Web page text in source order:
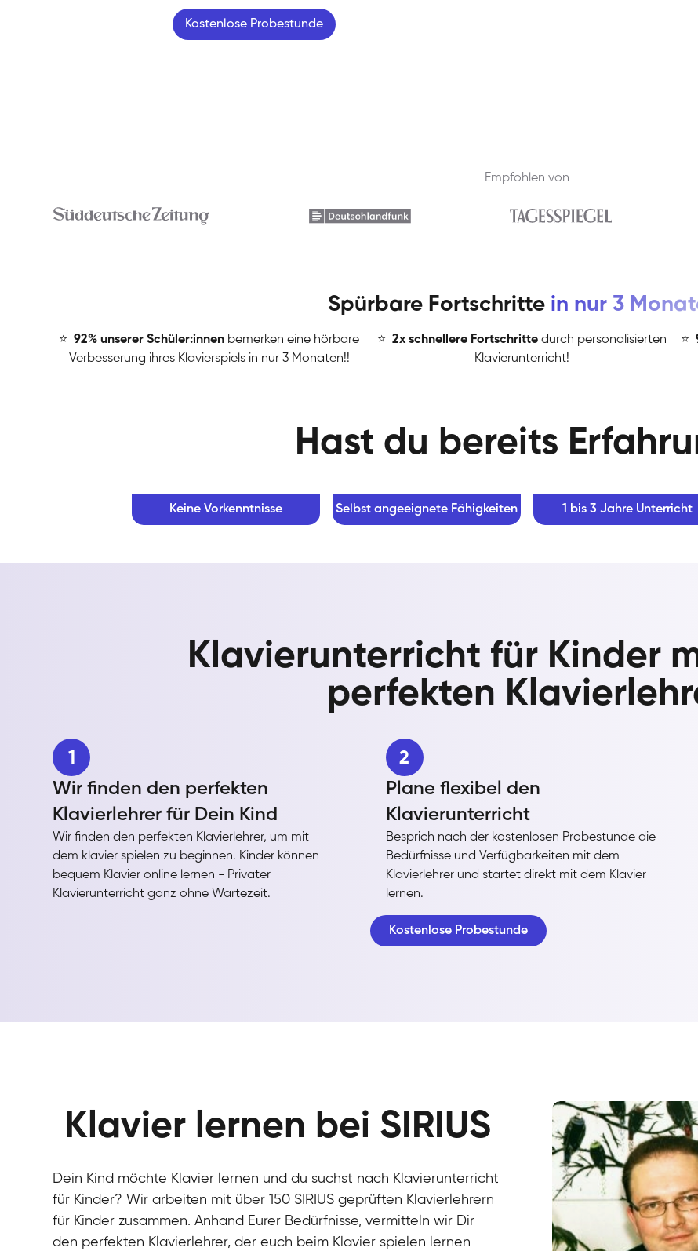
Kostenlose Probestunde
Empfohlen von
Spürbare Fortschritte in nur 3
⭐ ️92% unserer Schüler:innen bemerken eine hörbare
Verbesserung ihres Klavierspiels in nur 3 Monaten!!
⭐ ️2x schnellere Fortschritte durch personalisierten
Klavierunterricht!
⭐
Hast du bereits
Keine Vorkenntnisse Selbst angeeignete Fähigkeiten 1 bis 3 Jahre Unterricht
Klavierunterricht für Kinder
perfekten
1
Wir finden den perfekten
Klavierlehrer für Dein Kind
Wir finden den perfekten Klavierlehrer, um mit
dem klavier spielen zu beginnen. Kinder können
bequem Klavier online lernen - Privater
Klavierunterricht ganz ohne Wartezeit.
2
Plane flexibel den
Klavierunterricht
Besprich nach der kostenlosen Probestunde die
Bedürfnisse und Verfügbarkeiten mit dem
Klavierlehrer und startet direkt mit dem Klavier
lernen.
Kostenlose Probestunde
Klavier lernen bei SIRIUS
Dein Kind möchte Klavier lernen und du suchst nach Klavierunterricht
für Kinder? Wir arbeiten mit über 150 SIRIUS geprüften Klavierlehrern
für Kinder zusammen. Anhand Eurer Bedürfnisse, vermitteln wir Dir
den perfekten Klavierlehrer, der euch beim Klavier spielen lernen